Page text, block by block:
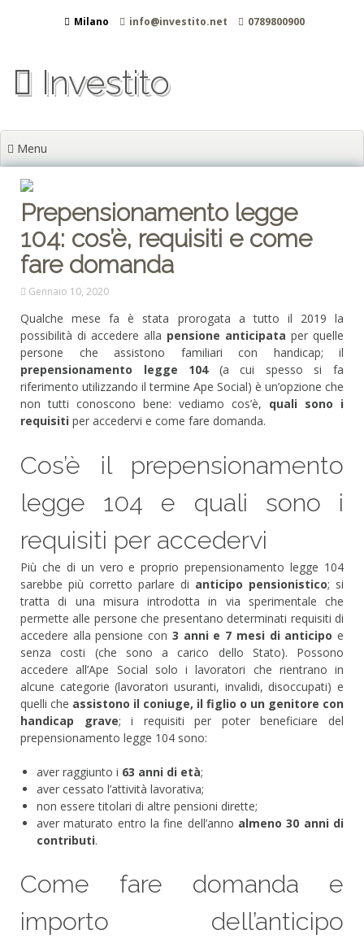
Milano info@investito.net 0789800900
Investito
Menu
Prepensionamento legge
104: cos’è, requisiti e come
fare domanda
Gennaio 10, 2020
Qualche mese fa è stata prorogata a tutto il 2019 la
possibilità di accedere alla pensione anticipata per quelle
persone che assistono familiari con handicap; il
prepensionamento legge 104(a cui spesso si fa
riferimento utilizzando il termine Ape Social) è un’opzione che
non tutti conoscono bene: vediamo cos’è, quali sono i
requisiti per accedervi e come fare domanda.
Cos’è il prepensionamento
legge 104 e quali sono i
requisiti per accedervi
Più che di un vero e proprio prepensionamento legge 104
sarebbe più corretto parlare di anticipo pensionistico; si
tratta di una misura introdotta in via sperimentale che
permette alle persone che presentano determinati requisiti di
accedere alla pensione con 3 anni e 7 mesi di anticipo e
senza costi (che sono a carico dello Stato). Possono
accedere all’Ape Social solo i lavoratori che rientrano in
alcune categorie (lavoratori usuranti, invalidi, disoccupati) e
quelli che assistono il coniuge, il figlio o un genitore con
handicap grave; i requisiti per poter beneficiare del
prepensionamento legge 104 sono:
aver raggiunto i 63 anni di età;
aver cessato l’attività lavorativa;
non essere titolari di altre pensioni dirette;
aver maturato entro la fine dell’anno almeno 30 anni di
contributi.
Come fare domanda e
importo dell’anticipo